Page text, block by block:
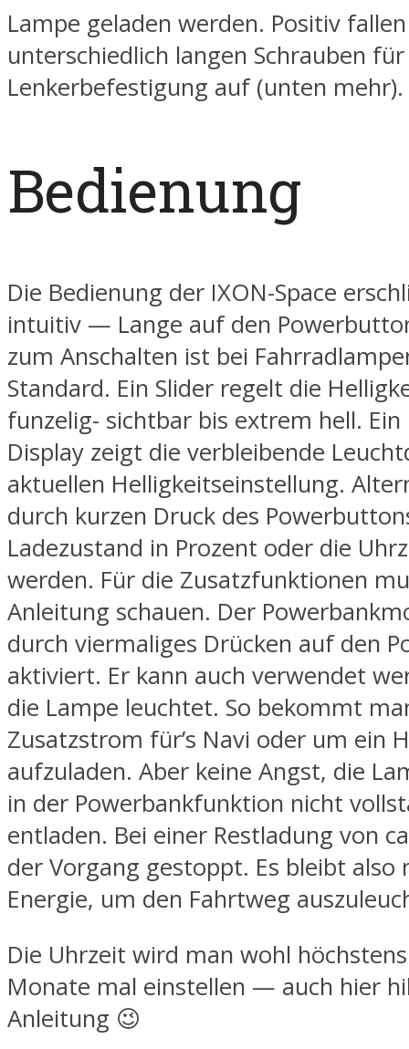
Lampe geladen werden. Positiv
unterschiedlich langen Schrauben
Lenkerbefestigung auf (unten mehr).
Bedienung
Die Bedienung der IXON-Space
intuitiv — Lange auf den
zum Anschalten ist bei
Standard. Ein Slider regelt die
funzelig- sichtbar bis extrem hell.
Display zeigt die verbleibende
aktuellen Helligkeitseinstellung.
durch kurzen Druck des
Ladezustand in Prozent oder die
werden. Für die Zusatzfunktionen
Anleitung schauen. Der
durch viermaliges Drücken auf den
aktiviert. Er kann auch verwendet
die Lampe leuchtet. So bekommt
Zusatzstrom für’s Navi oder um ein
aufzuladen. Aber keine Angst, die
in der Powerbankfunktion nicht
entladen. Bei einer Restladung von
der Vorgang gestoppt. Es bleibt also
Energie, um den Fahrtweg
Die Uhrzeit wird man wohl
Monate mal einstellen — auch hier
Anleitung 😉